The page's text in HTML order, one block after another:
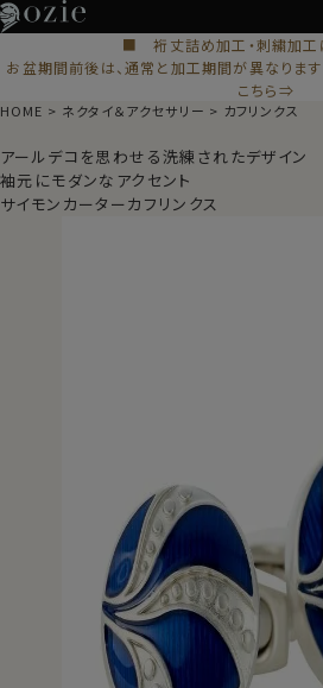
■ 裄丈詰め加工・刺繍加
お盆期間前後は、通常と加工期間が異なりま
こちら⇒
HOME ネクタイ＆アクセサリー カフリンクス
アールデコを思わせる洗練されたデザイン
袖元にモダンなアクセント
サイモンカーターカフリンクス